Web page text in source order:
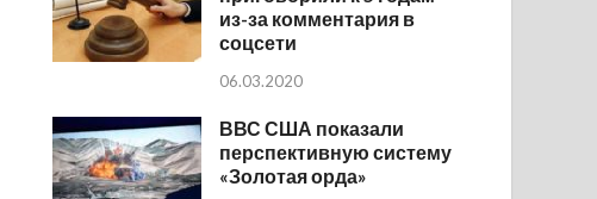
из-за комментария в
соцсети
06.03.2020
ВВС США показали
перспективную систему
«Золотая орда»